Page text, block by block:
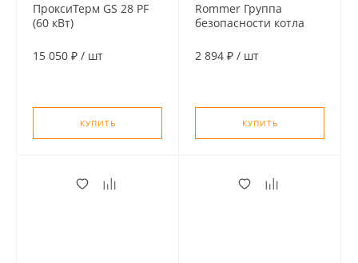
ПроксиТерм GS 28 PF
(60 кВт)
разделитель, под
15 050 ₽ / шт
КУПИТЬ
Rommer Группа
безопасности котла
теплоизоляции)
2 894 ₽ / шт
КУПИТЬ